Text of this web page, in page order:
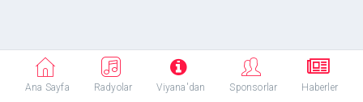
Ana Sayfa Radyolar Viyana'dan Sponsorlar Haberler